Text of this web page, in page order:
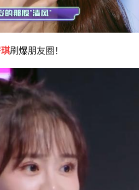
刷爆朋友圈！